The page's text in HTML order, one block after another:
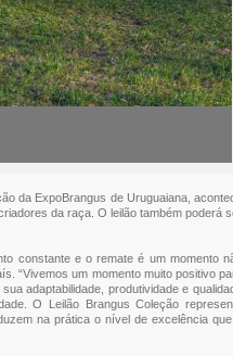
da ExpoBrangus de Uruguaiana,
da raça. O leilão também poderá
constante e o remate é um momento
“Vivemos um momento muito positivo
adaptabilidade, produtividade e
O Leilão Brangus Coleção
na prática o nível de excelência